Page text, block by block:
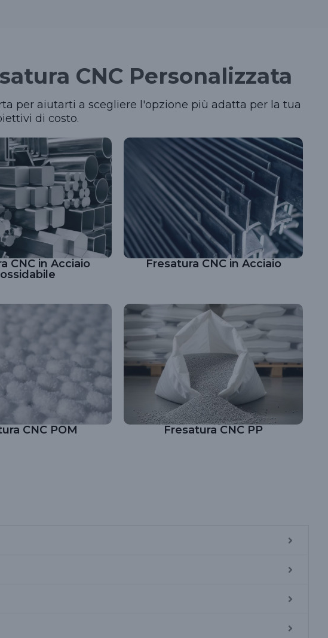
CNC Personalizzata
per aiutarti a scegliere l'opzione più adatta per la tua
di costo.
CNC in Acciaio
Fresatura CNC in Acciaio
CNC POM Fresatura CNC PP